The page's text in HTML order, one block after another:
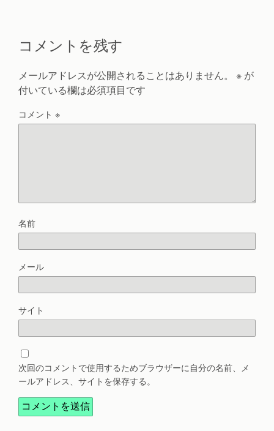
コメントを残す
メールアドレスが公開されることはありません。 ※ が
付いている欄は必須項目です
コメント ※
名前
メール
サイト
次回のコメントで使用するためブラウザーに自分の名前、メ
ールアドレス、サイトを保存する。